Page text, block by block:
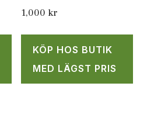
1,000 kr
KÖP HOS BUTIK
MED LÄGST PRIS